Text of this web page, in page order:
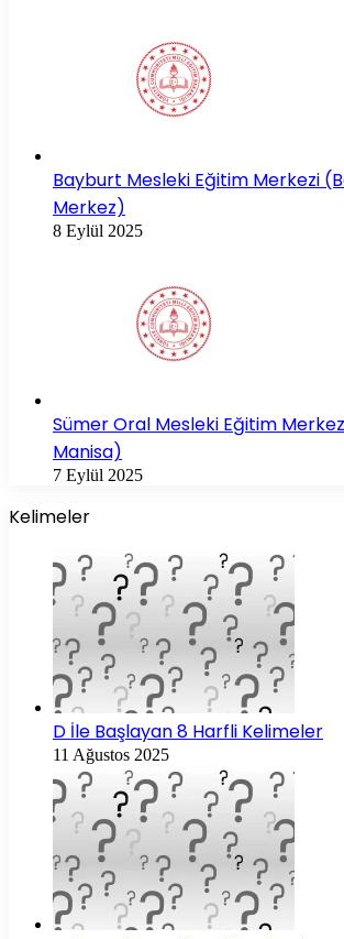
Bayburt Mesleki Eğitim Merkezi
Merkez)
8 Eylül 2025
Sümer Oral Mesleki Eğitim
Manisa)
7 Eylül 2025
Kelimeler
D İle Başlayan 8 Harfli Kelimeler
11 Ağustos 2025